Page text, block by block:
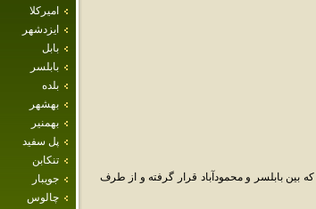
اميركلا
ايزدشهر
بابل
بابلسر
بلده
بهشهر
بهمنير
پل سفيد
تنكابن
جويبار
چالوس
بين بابلسر و محمودآباد قرار گرفته و از طرف